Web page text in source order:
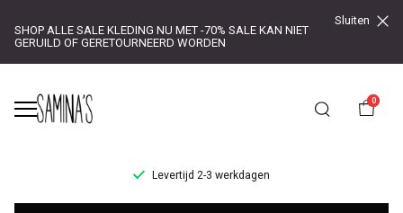
SHOP ALLE SALE KLEDING NU MET -70% SALE KAN NIET
GERUILD OF GERETOURNEERD WORDEN
Sluiten
0
Levertijd 2-3 werkdagen